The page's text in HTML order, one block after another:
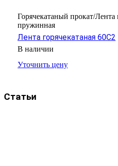
Горячекатаный прокат/Лента
пружинная
Лента горячекатаная 60С2
В наличии
Уточнить цену
Статьи